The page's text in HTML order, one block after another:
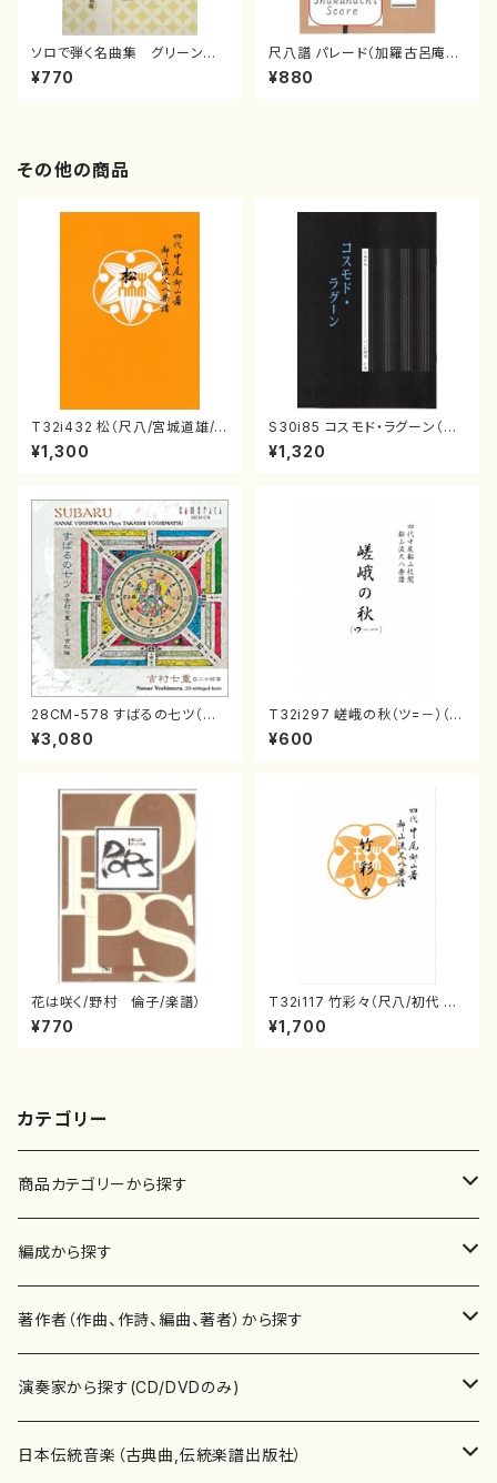
ソロで弾く名曲集 グリーンスリ
ーブス／ アメージンググレイ
ス(0/大平光美/楽譜）
¥770
尺八譜 パレード（加羅古呂庵一
泉/楽譜）
¥880
その他の商品
T32i432 松（尺八/宮城道雄/
楽譜）都山流公刊楽譜曲番:213
8
¥1,300
S30i85 コスモド・ラグーン（箏
2，17，三，尺/沢井比河流/楽譜）
¥1,320
28CM-578 すばるの七ツ（二
十絃箏/クラリネット/ヴァイオリ
ン/チェロ/吉松 隆：/CD）
¥3,080
T32i297 嵯峨の秋（ツ=－）（尺
八/菊末検校/楽譜）都山流公刊
楽譜曲番:1152
¥600
花は咲く/野村 倫子/楽譜）
¥770
T32i117 竹彩々（尺八/初代 山
本邦山/尺八/都山式譜）都山流
公刊楽譜曲番:566
¥1,700
カテゴリー
商品カテゴリーから探す
楽譜
書籍
書籍
テキストブック
CD・DVD
チケット
編成から探す
邦楽器
箏・琴（ソロ）
箏・琴（合奏）
合唱
混声合唱
歌・声
著作者（作曲、作詩、編曲、著者）から探す
あ行
青木省三(アオキ ショウゾウ)
か行
演奏家から探す(CD/DVDのみ)
邦楽（箏、三味線、尺八等）演奏家
日本伝統音楽（古典曲,伝統楽譜出版社）